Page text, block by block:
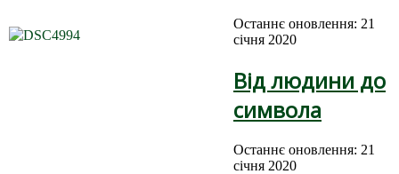
Останнє оновлення: 21
січня 2020
Від людини до
символа
Останнє оновлення: 21
січня 2020